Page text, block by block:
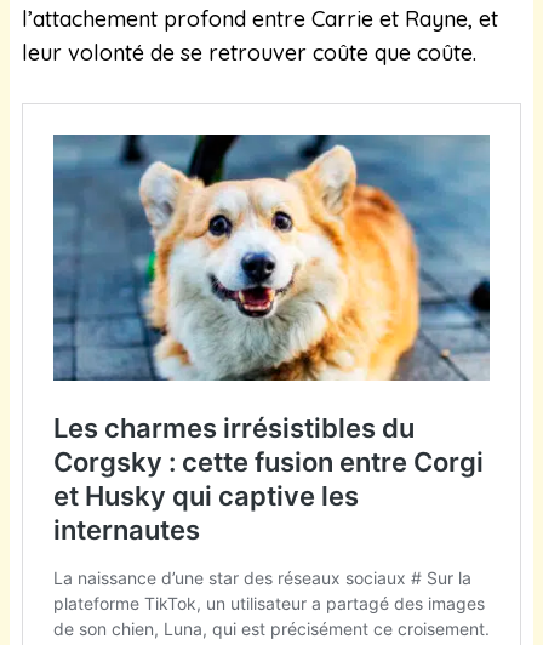
l’attachement profond entre Carrie et Rayne, et
leur volonté de se retrouver coûte que coûte.